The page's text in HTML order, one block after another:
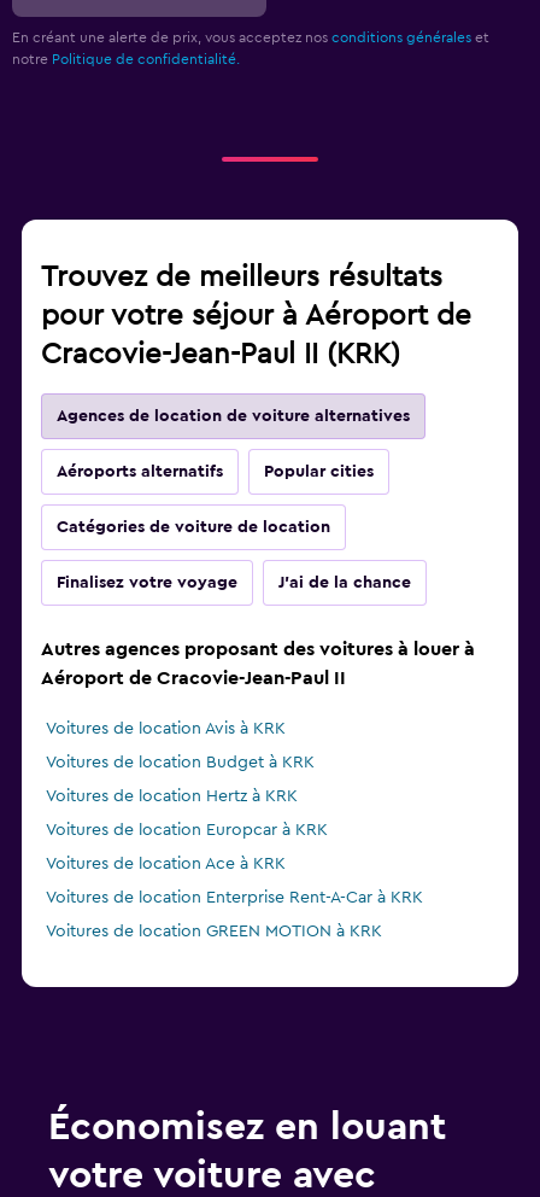
En créant une alerte de prix, vous acceptez nos conditions générales et
notre Politique de confidentialité.
Trouvez de meilleurs résultats
pour votre séjour à Aéroport de
Cracovie-Jean-Paul II (KRK)
Agences de location de voiture alternatives
Aéroports alternatifs Popular cities
Catégories de voiture de location
Finalisez votre voyage J'ai de la chance
Autres agences proposant des voitures à louer à
Aéroport de Cracovie-Jean-Paul II
Voitures de location Avis à KRK
Voitures de location Budget à KRK
Voitures de location Hertz à KRK
Voitures de location Europcar à KRK
Voitures de location Ace à KRK
Voitures de location Enterprise Rent-A-Car à KRK
Voitures de location GREEN MOTION à KRK
Économisez en louant
votre voiture avec